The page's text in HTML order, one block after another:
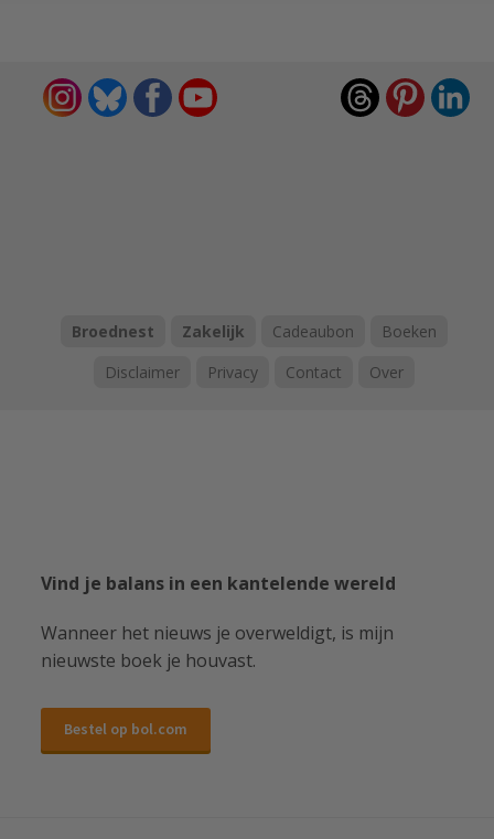
Broednest Zakelijk Cadeaubon
Boeken
Disclaimer
Privacy Contact Over
Vind je balans in een kantelende wereld
Wanneer het nieuws je overweldigt, is mijn
nieuwste boek je houvast.
Bestel op bol.com